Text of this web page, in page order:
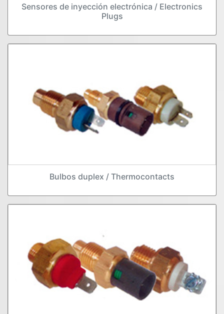
Sensores de inyección electrónica / Electronics
Plugs
Bulbos duplex / Thermocontacts